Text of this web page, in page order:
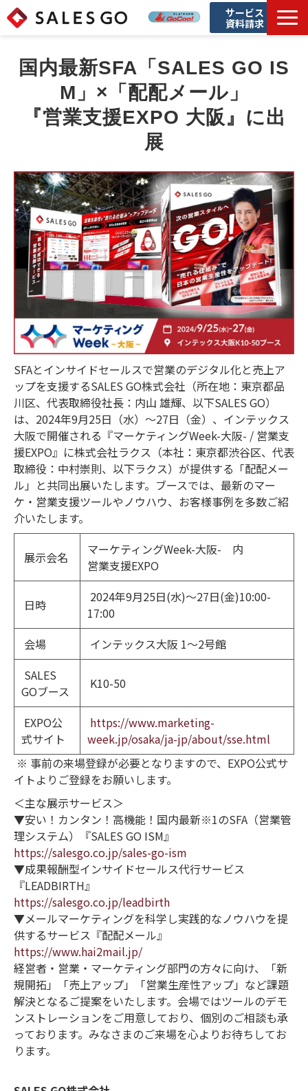
サービス
資料請求
私達について
企業情報
採用情報
国内最新SFA「SALES GO IS
M」×「配配メール」
『営業支援EXPO 大阪』に出
展
SFAとインサイドセールスで営業のデジタル化と売上ア
ップを支援するSALES GO株式会社（所在地：東京都品
川区、代表取締役社長：内山 雄輝、以下SALES GO）
は、2024年9月25日（水）～27日（金）、インテックス
大阪で開催される『マーケティングWeek-大阪- / 営業支
援EXPO』に株式会社ラクス（本社：東京都渋谷区、代表
取締役：中村崇則、以下ラクス）が提供する「配配メー
ル」と共同出展いたします。ブースでは、最新のマー
ケ・営業支援ツールやノウハウ、お客様事例を多数ご紹
介いたします。
展示会名
マーケティングWeek-大阪- 内
営業支援EXPO
日時
2024年9月25日(水)～27日(金)10:00-
17:00
会場
インテックス大阪 1～2号館
SALES
GOブース
K10-50
EXPO公
式サイト
https://www.marketing-
week.jp/osaka/ja-jp/about/sse.html
※ 事前の来場登録が必要となりますので、EXPO公式サ
イトよりご登録をお願いします。
＜主な展示サービス＞
▼安い！カンタン！高機能！国内最新※1のSFA（営業管
理システム）『SALES GO ISM』
https://salesgo.co.jp/sales-go-ism
▼成果報酬型インサイドセールス代行サービス
『LEADBIRTH』
https://salesgo.co.jp/leadbirth
▼メールマーケティングを科学し実践的なノウハウを提
供するサービス『配配メール』
https://www.hai2mail.jp/
経営者・営業・マーケティング部門の方々に向け、「新
規開拓」「売上アップ」「営業生産性アップ」など課題
解決となるご提案をいたします。会場ではツールのデモ
ンストレーションをご用意しており、個別のご相談も承
っております。みなさまのご来場を心よりお待ちしてお
ります。